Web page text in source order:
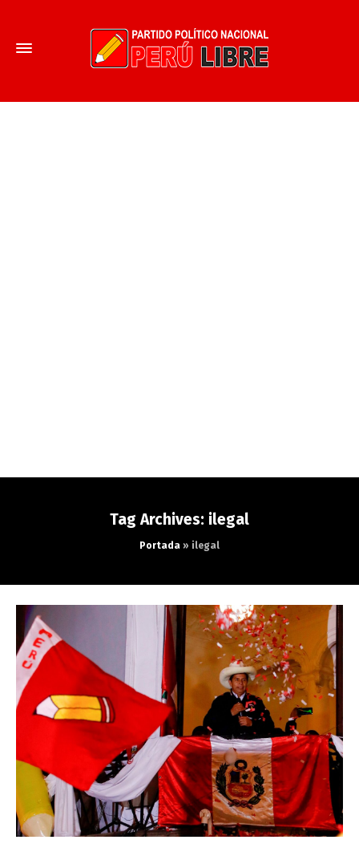
Tag Archives: ilegal
Portada » ilegal